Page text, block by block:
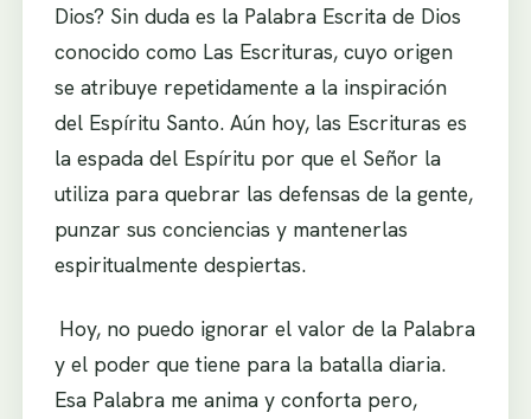
Dios? Sin duda es la Palabra Escrita de Dios
conocido como Las Escrituras, cuyo origen
se atribuye repetidamente a la inspiración
del Espíritu Santo. Aún hoy, las Escrituras es
la espada del Espíritu por que el Señor la
utiliza para quebrar las defensas de la gente,
punzar sus conciencias y mantenerlas
espiritualmente despiertas.
Hoy, no puedo ignorar el valor de la Palabra
y el poder que tiene para la batalla diaria.
Esa Palabra me anima y conforta pero,